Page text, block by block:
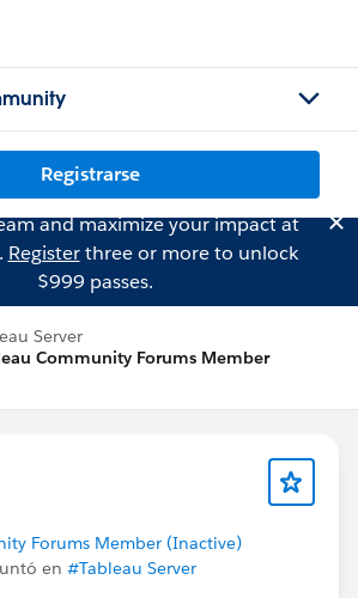
Registrarse
and maximize your impact at
Registerthree or more to unlock
$999 passes.
Server
Community Forums Member
Forums Member (Inactive)
en #Tableau Server